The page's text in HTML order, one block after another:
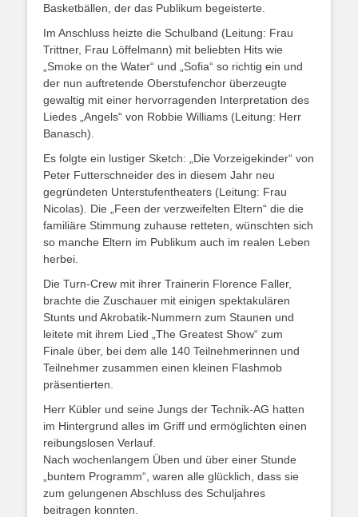
Basketbällen, der das Publikum begeisterte.
Im Anschluss heizte die Schulband (Leitung: Frau
Trittner, Frau Löffelmann) mit beliebten Hits wie
„Smoke on the Water“ und „Sofia“ so richtig ein und
der nun auftretende Oberstufenchor überzeugte
gewaltig mit einer hervorragenden Interpretation des
Liedes „Angels“ von Robbie Williams (Leitung: Herr
Banasch).
Es folgte ein lustiger Sketch: „Die Vorzeigekinder“ von
Peter Futterschneider des in diesem Jahr neu
gegründeten Unterstufentheaters (Leitung: Frau
Nicolas). Die „Feen der verzweifelten Eltern“ die die
familiäre Stimmung zuhause retteten, wünschten sich
so manche Eltern im Publikum auch im realen Leben
herbei.
Die Turn-Crew mit ihrer Trainerin Florence Faller,
brachte die Zuschauer mit einigen spektakulären
Stunts und Akrobatik-Nummern zum Staunen und
leitete mit ihrem Lied „The Greatest Show“ zum
Finale über, bei dem alle 140 Teilnehmerinnen und
Teilnehmer zusammen einen kleinen Flashmob
präsentierten.
Herr Kübler und seine Jungs der Technik-AG hatten
im Hintergrund alles im Griff und ermöglichten einen
reibungslosen Verlauf.
Nach wochenlangem Üben und über einer Stunde
„buntem Programm“, waren alle glücklich, dass sie
zum gelungenen Abschluss des Schuljahres
beitragen konnten.